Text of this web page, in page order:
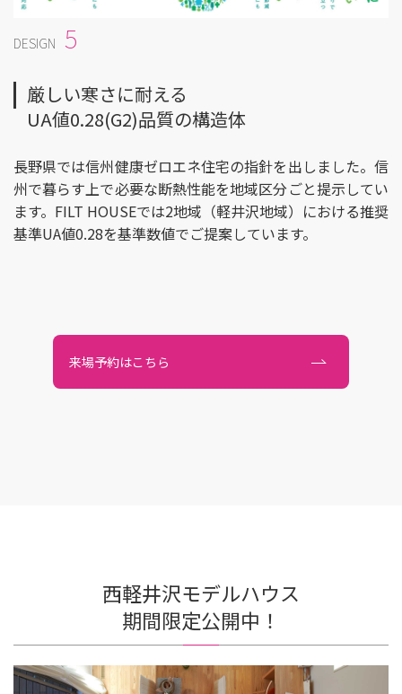
DESIGN 5
厳しい寒さに耐える
UA値0.28(G2)品質の構造体
長野県では信州健康ゼロエネ住宅の指針を出しました。信
州で暮らす上で必要な断熱性能を地域区分ごと提示してい
ます。FILT HOUSEでは2地域（軽井沢地域）における推奨
基準UA値0.28を基準数値でご提案しています。
来場予約はこちら
西軽井沢モデルハウス
期間限定公開中！